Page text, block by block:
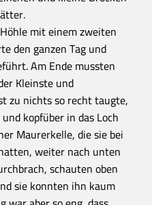
mit einem zweiten
den ganzen Tag und
Am Ende mussten
Kleinste und
zu nichts so recht taugte,
kopfüber in das Loch
Maurerkelle, die sie bei
weiter nach unten
schauten oben
sie konnten ihn kaum